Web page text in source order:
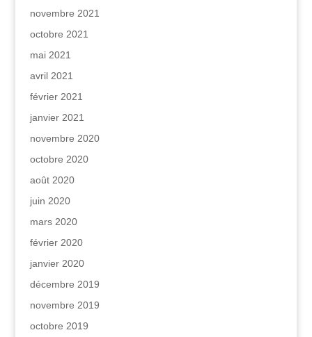
novembre 2021
octobre 2021
mai 2021
avril 2021
février 2021
janvier 2021
novembre 2020
octobre 2020
août 2020
juin 2020
mars 2020
février 2020
janvier 2020
décembre 2019
novembre 2019
octobre 2019